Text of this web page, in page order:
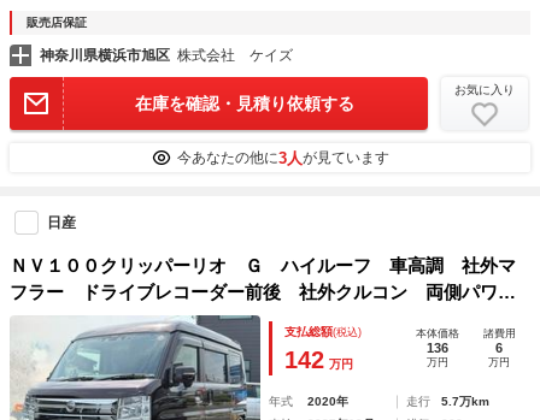
販売店保証
神奈川県横浜市旭区 株式会社 ケイズ
在庫を確認・見積り依頼する
お気に入り
今あなたの他に3人が見ています
日産
ＮＶ１００クリッパーリオ Ｇ ハイルーフ 車高調 社外マ
フラー ドライブレコーダー前後 社外クルコン 両側パワー
スライドドア 社外ナビ フルセグＴＶ バックカメラ ＥＴ
Ｃ インテリアパネル シートカバー
支払総額(税込)
142 万円
本体価格
136
万円
諸費用
6
万円
年式 2020年 走行
5.7万km